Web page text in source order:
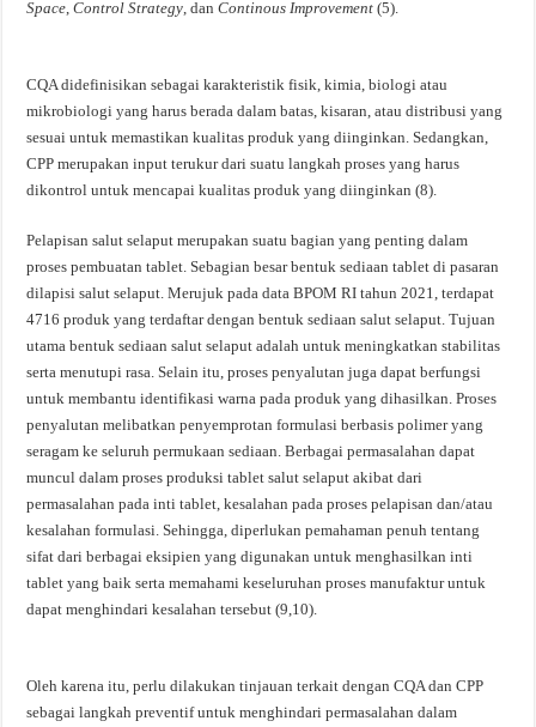
Space ,Control Strategy , dan Continous Improvement(5).
CQA didefinisikan sebagai karakteristik fisik, kimia, biologi atau
mikrobiologi yang harus berada dalam batas, kisaran, atau distribusi yang
sesuai untuk memastikan kualitas produk yang diinginkan. Sedangkan,
CPP merupakan input terukur dari suatu langkah proses yang harus
dikontrol untuk mencapai kualitas produk yang diinginkan (8).
Pelapisan salut selaput merupakan suatu bagian yang penting dalam
proses pembuatan tablet. Sebagian besar bentuk sediaan tablet di pasaran
dilapisi salut selaput. Merujuk pada data BPOM RI tahun 2021, terdapat
4716 produk yang terdaftar dengan bentuk sediaan salut selaput. Tujuan
utama bentuk sediaan salut selaput adalah untuk meningkatkan stabilitas
serta menutupi rasa. Selain itu, proses penyalutan juga dapat berfungsi
untuk membantu identifikasi warna pada produk yang dihasilkan. Proses
penyalutan melibatkan penyemprotan formulasi berbasis polimer yang
seragam ke seluruh permukaan sediaan. Berbagai permasalahan dapat
muncul dalam proses produksi tablet salut selaput akibat dari
permasalahan pada inti tablet, kesalahan pada proses pelapisan dan/atau
kesalahan formulasi. Sehingga, diperlukan pemahaman penuh tentang
sifat dari berbagai eksipien yang digunakan untuk menghasilkan inti
tablet yang baik serta memahami keseluruhan proses manufaktur untuk
dapat menghindari kesalahan tersebut (9,10).
Oleh karena itu, perlu dilakukan tinjauan terkait dengan CQA dan CPP
sebagai langkah preventif untuk menghindari permasalahan dalam